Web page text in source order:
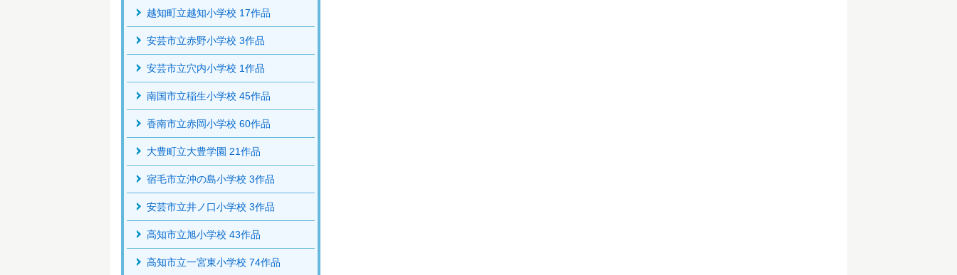
越知町立越知小学校 17作品
安芸市立赤野小学校 3作品
安芸市立穴内小学校 1作品
南国市立稲生小学校 45作品
香南市立赤岡小学校 60作品
大豊町立大豊学園 21作品
宿毛市立沖の島小学校 3作品
安芸市立井ノ口小学校 3作品
高知市立旭小学校 43作品
高知市立一宮東小学校 74作品